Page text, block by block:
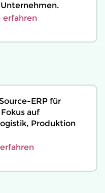
erfahren
ERP für
auf
Produktion